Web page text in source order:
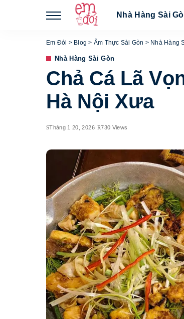
Nhà Hàng Sài
Em Đói > Blog > Ẩm Thực Sài Gòn > Nhà Hàng
Nhà Hàng Sài Gòn
Chả Cá Lã
Hà Nội Xưa
Tháng 1 20, 2026 730 Views